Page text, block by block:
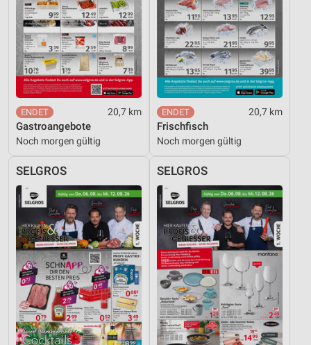
20,7 km
Gastroangebote
Noch morgen gültig
20,7 km
Frischfisch
Noch morgen gültig
SELGROS SELGROS